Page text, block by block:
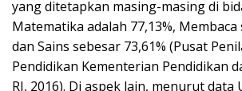
yang ditetapkan masing-masing di
Matematika adalah 77,13%, Membaca
dan Sains sebesar 73,61% (Pusat
Pendidikan Kementerian Pendidikan
RI, 2016). Di aspek lain, menurut data